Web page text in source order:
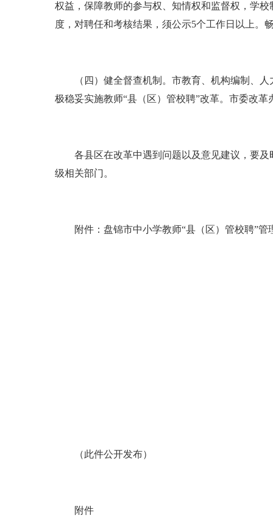
权益，保障教师的参与权、知情权和监督权，学
度，对聘任和考核结果，须公示5个工作日以上。
（四）健全督查机制。市教育、机构编制、人
极稳妥实施教师“县（区）管校聘”改革。市委改
各县区在改革中遇到问题以及意见建议，要及
级相关部门。
附件：盘锦市中小学教师“县（区）管校聘”管
（此件公开发布）
附件